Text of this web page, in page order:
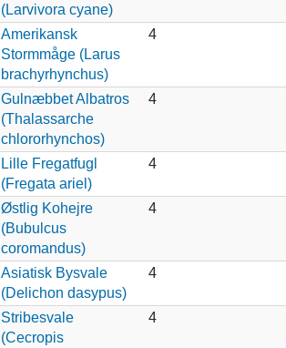
(Larvivora cyane)
Amerikansk
Stormmåge (Larus
brachyrhynchus)
4
Gulnæbbet Albatros
(Thalassarche
chlororhynchos)
4
Lille Fregatfugl
(Fregata ariel)
4
Østlig Kohejre
(Bubulcus
coromandus)
4
Asiatisk Bysvale
(Delichon dasypus)
4
Stribesvale
(Cecropis
4